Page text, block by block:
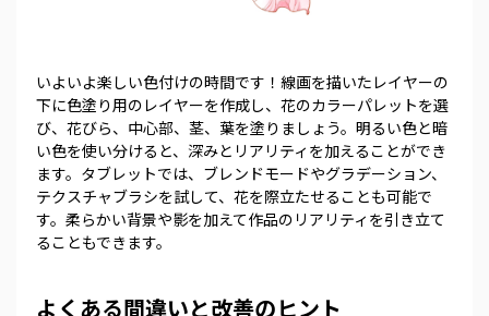
いよいよ楽しい色付けの時間です！線画を描いたレイヤーの
下に色塗り用のレイヤーを作成し、花のカラーパレットを選
び、花びら、中心部、茎、葉を塗りましょう。明るい色と暗
い色を使い分けると、深みとリアリティを加えることができ
ます。タブレットでは、ブレンドモードやグラデーション、
テクスチャブラシを試して、花を際立たせることも可能で
す。柔らかい背景や影を加えて作品のリアリティを引き立て
ることもできます。
よくある間違いと改善のヒント